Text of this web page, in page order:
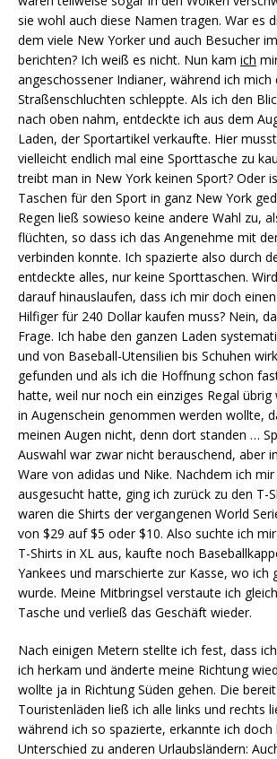
sie wohl auch diese Namen tragen. War es
dem viele New Yorker und auch Besucher
berichten? Ich weiß es nicht. Nun kam ich
angeschossener Indianer, während ich mich
Straßenschluchten schleppte. Als ich den
nach oben nahm, entdeckte ich aus dem
Laden, der Sportartikel verkaufte. Hier
vielleicht endlich mal eine Sporttasche zu
treibt man in New York keinen Sport? Oder
Taschen für den Sport in ganz New York
Regen ließ sowieso keine andere Wahl zu,
flüchten, so dass ich das Angenehme mit
verbinden konnte. Ich spazierte also durch
entdeckte alles, nur keine Sporttaschen.
darauf hinauslaufen, dass ich mir doch
Hilfiger für 240 Dollar kaufen muss? Nein,
Frage. Ich habe den ganzen Laden
und von Baseball-Utensilien bis Schuhen
gefunden und als ich die Hoffnung schon
hatte, weil nur noch ein einziges Regal
in Augenschein genommen werden wollte,
meinen Augen nicht, denn dort standen …
Auswahl war zwar nicht berauschend, aber
Ware von adidas und Nike. Nachdem ich
ausgesucht hatte, ging ich zurück zu den T-
waren die Shirts der vergangenen World
von $29 auf $5 oder $10. Also suchte ich
T-Shirts in XL aus, kaufte noch
Yankees und marschierte zur Kasse, wo ich
wurde. Meine Mitbringsel verstaute ich
Tasche und verließ das Geschäft wieder.
Nach einigen Metern stellte ich fest, dass
ich herkam und änderte meine Richtung
wollte ja in Richtung Süden gehen. Die
Touristenläden ließ ich alle links und rechts
während ich so spazierte, erkannte ich doch
Unterschied zu anderen Urlaubsländern: